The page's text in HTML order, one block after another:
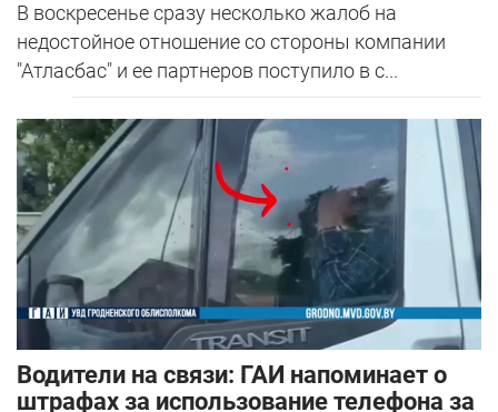
В воскресенье сразу несколько жалоб на
недостойное отношение со стороны компании
"Атласбас" и ее партнеров поступило в с...
Водители на связи: ГАИ напоминает о
штрафах за использование телефона за